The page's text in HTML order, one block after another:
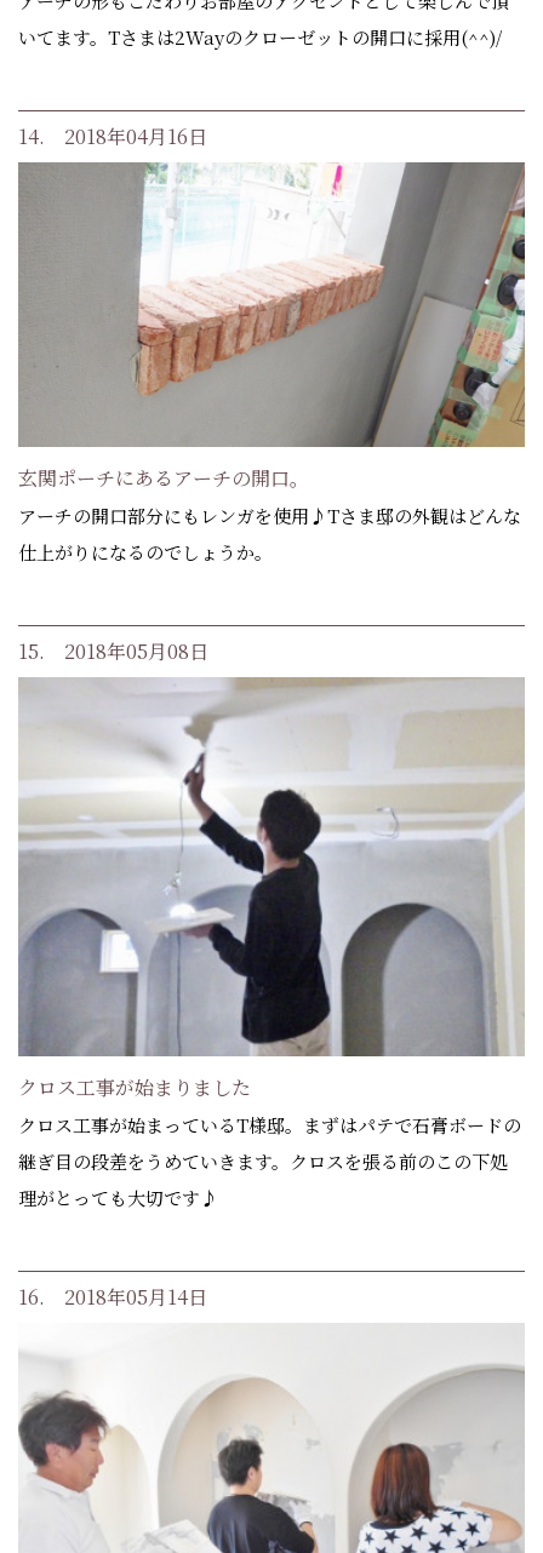
いてます。Tさまは2Wayのクローゼットの開口に採用(^^)/
14. 2018年04月16日
玄関ポーチにあるアーチの開口。
アーチの開口部分にもレンガを使用♪Tさま邸の外観はどんな
仕上がりになるのでしょうか。
15. 2018年05月08日
クロス工事が始まりました
クロス工事が始まっているT様邸。まずはパテで石膏ボードの
継ぎ目の段差をうめていきます。クロスを張る前のこの下処
理がとっても大切です♪
16. 2018年05月14日